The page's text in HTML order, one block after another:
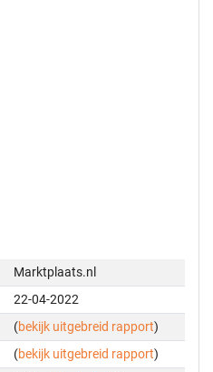
Marktplaats.nl
22-04-2022
(bekijk uitgebreid rapport)
(bekijk uitgebreid rapport)